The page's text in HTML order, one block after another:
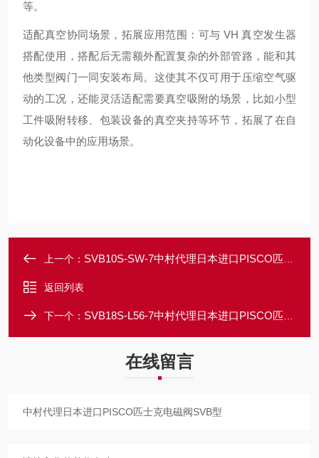
等。
适配真空协同场景，拓展应用范围：可与 VH 真空发生器
搭配使用，搭配后无需额外配置复杂的外部管路，能和其
他类型阀门一同安装布局。这使其不仅可用于压缩空气驱
动的工况，还能灵活适配需要真空吸附的场景，比如小型
工件吸附转移、包装设备的真空夹持等环节，拓展了在自
动化设备中的应用场景。
上一个： SVB10S-SW-7中村代理日本进口PISCO匹士克电磁阀SVB型
返回列表
下一个： SVB18S-L56-7中村代理日本进口PISCO匹士克电磁阀SVB型
在线留言